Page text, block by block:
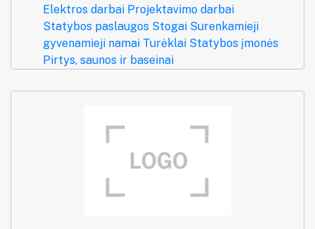
Elektros darbai Projektavimo darbai
Statybos paslaugos Stogai Surenkamieji
gyvenamieji namai Turėklai Statybos įmonės
Pirtys, saunos ir baseinai